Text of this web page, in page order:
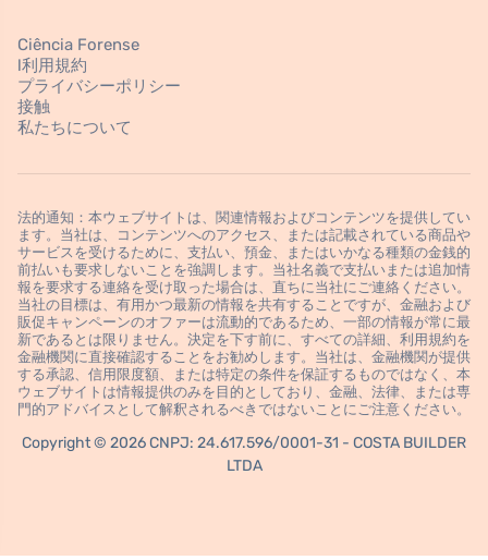
Ciência Forense
l利用規約
プライバシーポリシー
接触
私たちについて
法的通知：本ウェブサイトは、関連情報およびコンテンツを提供してい
ます。当社は、コンテンツへのアクセス、または記載されている商品や
サービスを受けるために、支払い、預金、またはいかなる種類の金銭的
前払いも要求しないことを強調します。当社名義で支払いまたは追加情
報を要求する連絡を受け取った場合は、直ちに当社にご連絡ください。
当社の目標は、有用かつ最新の情報を共有することですが、金融および
販促キャンペーンのオファーは流動的であるため、一部の情報が常に最
新であるとは限りません。決定を下す前に、すべての詳細、利用規約を
金融機関に直接確認することをお勧めします。当社は、金融機関が提供
する承認、信用限度額、または特定の条件を保証するものではなく、本
ウェブサイトは情報提供のみを目的としており、金融、法律、または専
門的アドバイスとして解釈されるべきではないことにご注意ください。
Copyright © 2026 CNPJ: 24.617.596/0001-31 - COSTA BUILDER
LTDA